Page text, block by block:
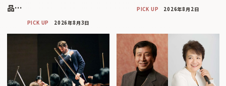
品…
PICK UP 2026年8月3日
PICK UP 2026年8月2日